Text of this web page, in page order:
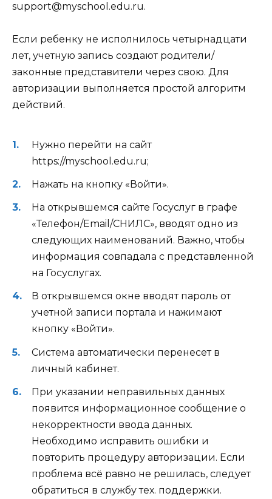
support@myschool.edu.ru.
Если ребенку не исполнилось четырнадцати
лет, учетную запись создают родители/
законные представители через свою. Для
авторизации выполняется простой алгоритм
действий.
Нужно перейти на сайт
https://myschool.edu.ru;
Нажать на кнопку «Войти».
На открывшемся сайте Госуслуг в графе
«Телефон/Email/СНИЛС», вводят одно из
следующих наименований. Важно, чтобы
информация совпадала с представленной
на Госуслугах.
В открывшемся окне вводят пароль от
учетной записи портала и нажимают
кнопку «Войти».
Система автоматически перенесет в
личный кабинет.
При указании неправильных данных
появится информационное сообщение о
некорректности ввода данных.
Необходимо исправить ошибки и
повторить процедуру авторизации. Если
проблема всё равно не решилась, следует
обратиться в службу тех. поддержки.